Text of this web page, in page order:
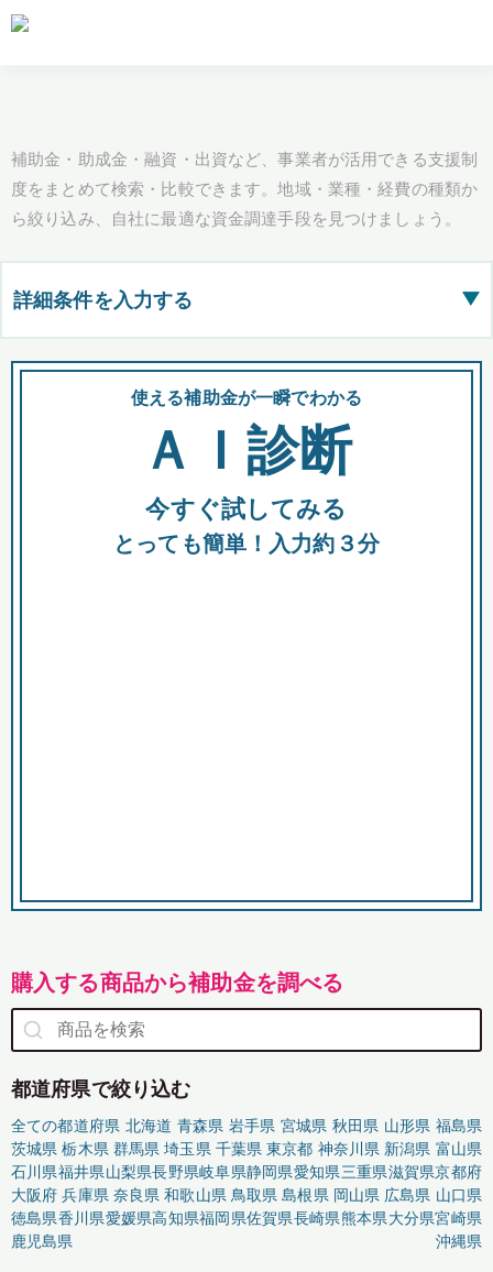
補助金・助成金・融資・出資など、事業者が活用できる支援制
度をまとめて検索・比較できます。地域・業種・経費の種類か
ら絞り込み、自社に最適な資金調達手段を見つけましょう。
詳細条件を入力する ▶
都道府県
全国の検索結果を含めて表示
助成金 融資 出資
使える補助金が一瞬でわかる
ＡＩ診断
今すぐ試してみる
とっても簡単！入力約３分
購入する商品から補助金を調べる
都道府県で絞り込む
全ての都道府県 北海道 青森県 岩手県 宮城県 秋田県 山形県 福島県
茨城県 栃木県 群馬県 埼玉県 千葉県 東京都 神奈川県 新潟県 富山県
石川県福井県山梨県長野県岐阜県静岡県愛知県三重県滋賀県京都府
大阪府 兵庫県 奈良県 和歌山県 鳥取県 島根県 岡山県 広島県 山口県
徳島県香川県愛媛県高知県福岡県佐賀県長崎県熊本県大分県宮崎県
鹿児島県
沖縄県